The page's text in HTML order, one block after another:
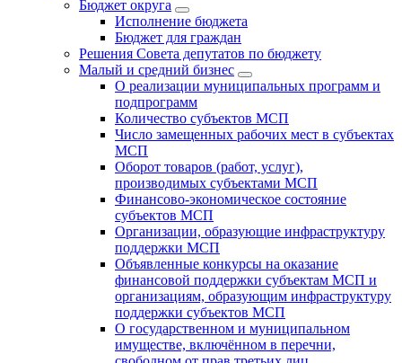
Бюджет округa
Исполнение бюджета
Бюджет для граждан
Решения Совета депутатов по бюджету
Малый и средний бизнес
О реализации муниципальных программ и
подпрограмм
Количество субъектов МСП
Число замещенных рабочих мест в субъектах
МСП
Оборот товаров (работ, услуг),
производимых субъектами МСП
Финансово-экономическое состояние
субъектов МСП
Организации, образующие инфраструктуру
поддержки МСП
Объявленные конкурсы на оказание
финансовой поддержки субъектам МСП и
организациям, образующим инфраструктуру
поддержки субъектов МСП
О государственном и муниципальном
имуществе, включённом в перечни,